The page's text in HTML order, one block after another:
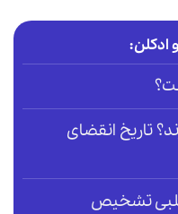
ادکلن:
تاریخ انقضای
تشخیص